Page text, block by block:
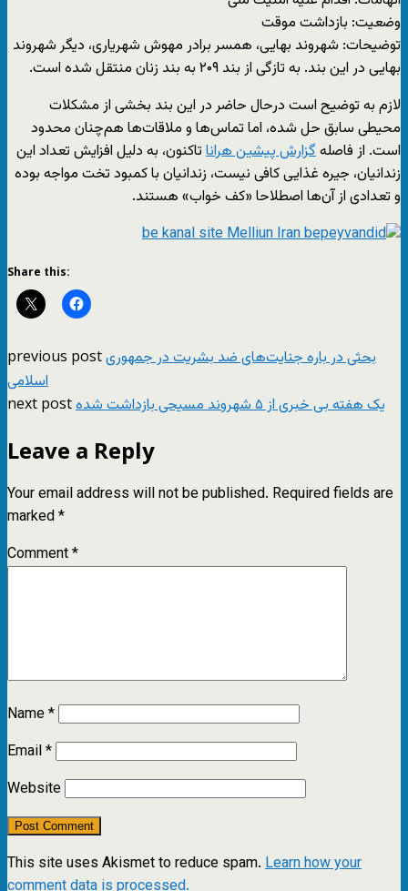
وضعیت: بازداشت موقت
توضیحات: شهروند بهایی، همسر برادر مهوش شهریاری، دیگر شهروند
بهایی در این بند. به تازگی از بند ۲۰۹ به بند زنان منتقل شده است.
لازم به توضیح است درحال حاضر در این بند بخشی از مشکلات
محیطی سابق حل شده، اما تماس‌ها و ملاقات‌ها هم‌چنان محدود
است. از فاصلهگزارش پیشین هرانا تاکنون، به دلیل افزایش تعداد این
زندانیان، جیره غذایی کافی نیست، زندانیان با کمبود تخت مواجه بوده
و تعدادی از آن‌ها اصطلاحا «کف خواب» هستند.
Share this:
previous postبحثی در باره جنایت‌های ضد بشریت در جمهوری
اسلامی
next post یک هفته بی خبری از ۵ شهروند مسیحی بازداشت شده
Leave a Reply
Your email address will not be published. Required fields are
marked*
Comment*
Name*
Email*
Website
This site uses Akismet to reduce spam. Learn how your